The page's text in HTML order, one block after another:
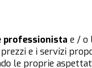
professionista e / o
prezzi e i servizi
le proprie